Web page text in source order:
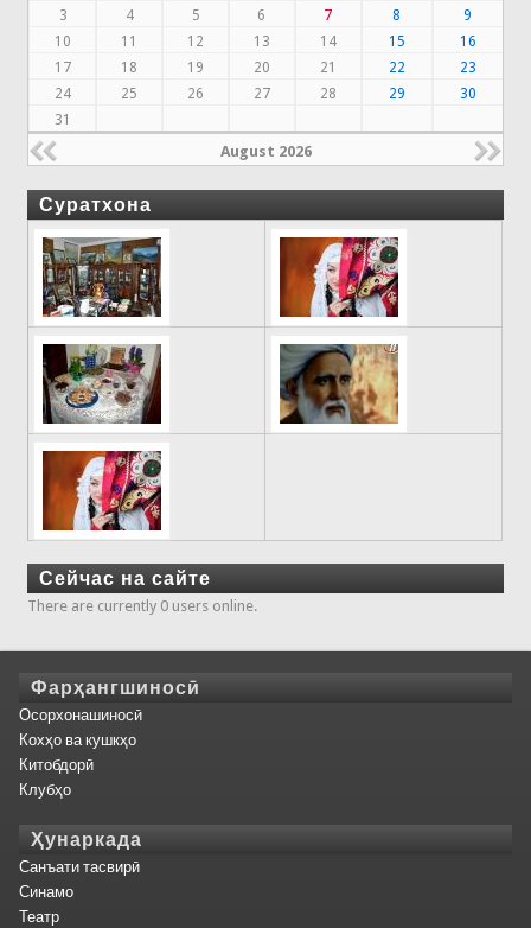
3
4 5 6 7 8
9
10
11 12 13 14 15
16
17
18 19 20 21 22
23
24
25 26 27 28 29
30
31
August 2026
Суратхона
Сейчас на сайте
There are currently 0 users online.
Фарҳангшиносӣ
Осорхонашиносӣ
Кохҳо ва кушкҳо
Китобдорӣ
Клубҳо
Ҳунаркада
Санъати тасвирӣ
Синамо
Театр